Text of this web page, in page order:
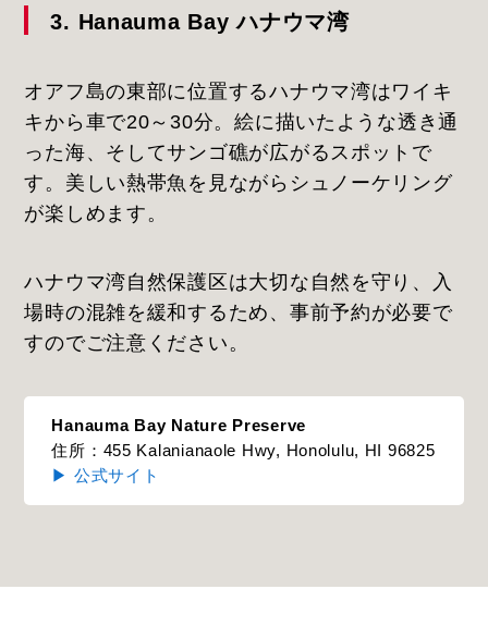
3. Hanauma Bay ハナウマ湾
オアフ島の東部に位置するハナウマ湾はワイキ
キから車で20～30分。絵に描いたような透き通
った海、そしてサンゴ礁が広がるスポットで
す。美しい熱帯魚を見ながらシュノーケリング
が楽しめます。
ハナウマ湾自然保護区は大切な自然を守り、入
場時の混雑を緩和するため、事前予約が必要で
すのでご注意ください。
Hanauma Bay Nature Preserve
住所：455 Kalanianaole Hwy, Honolulu, HI 96825
▶ 公式サイト